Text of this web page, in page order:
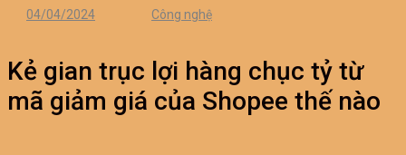
04/04/2024 Công nghệ
Kẻ gian trục lợi hàng chục tỷ từ
mã giảm giá của Shopee thế nào